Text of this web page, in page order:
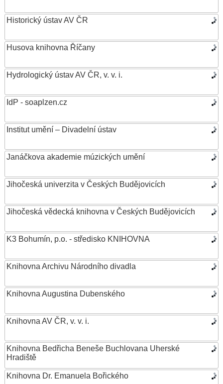
Historický ústav AV ČR
Husova knihovna Říčany
Hydrologický ústav AV ČR, v. v. i.
IdP - soaplzen.cz
Institut umění – Divadelní ústav
Janáčkova akademie múzických umění
Jihočeská univerzita v Českých Budějovicích
Jihočeská vědecká knihovna v Českých Budějovicích
K3 Bohumín, p.o. - středisko KNIHOVNA
Knihovna Archivu Národního divadla
Knihovna Augustina Dubenského
Knihovna AV ČR, v. v. i.
Knihovna Bedřicha Beneše Buchlovana Uherské
Hradiště
Knihovna Dr. Emanuela Bořického